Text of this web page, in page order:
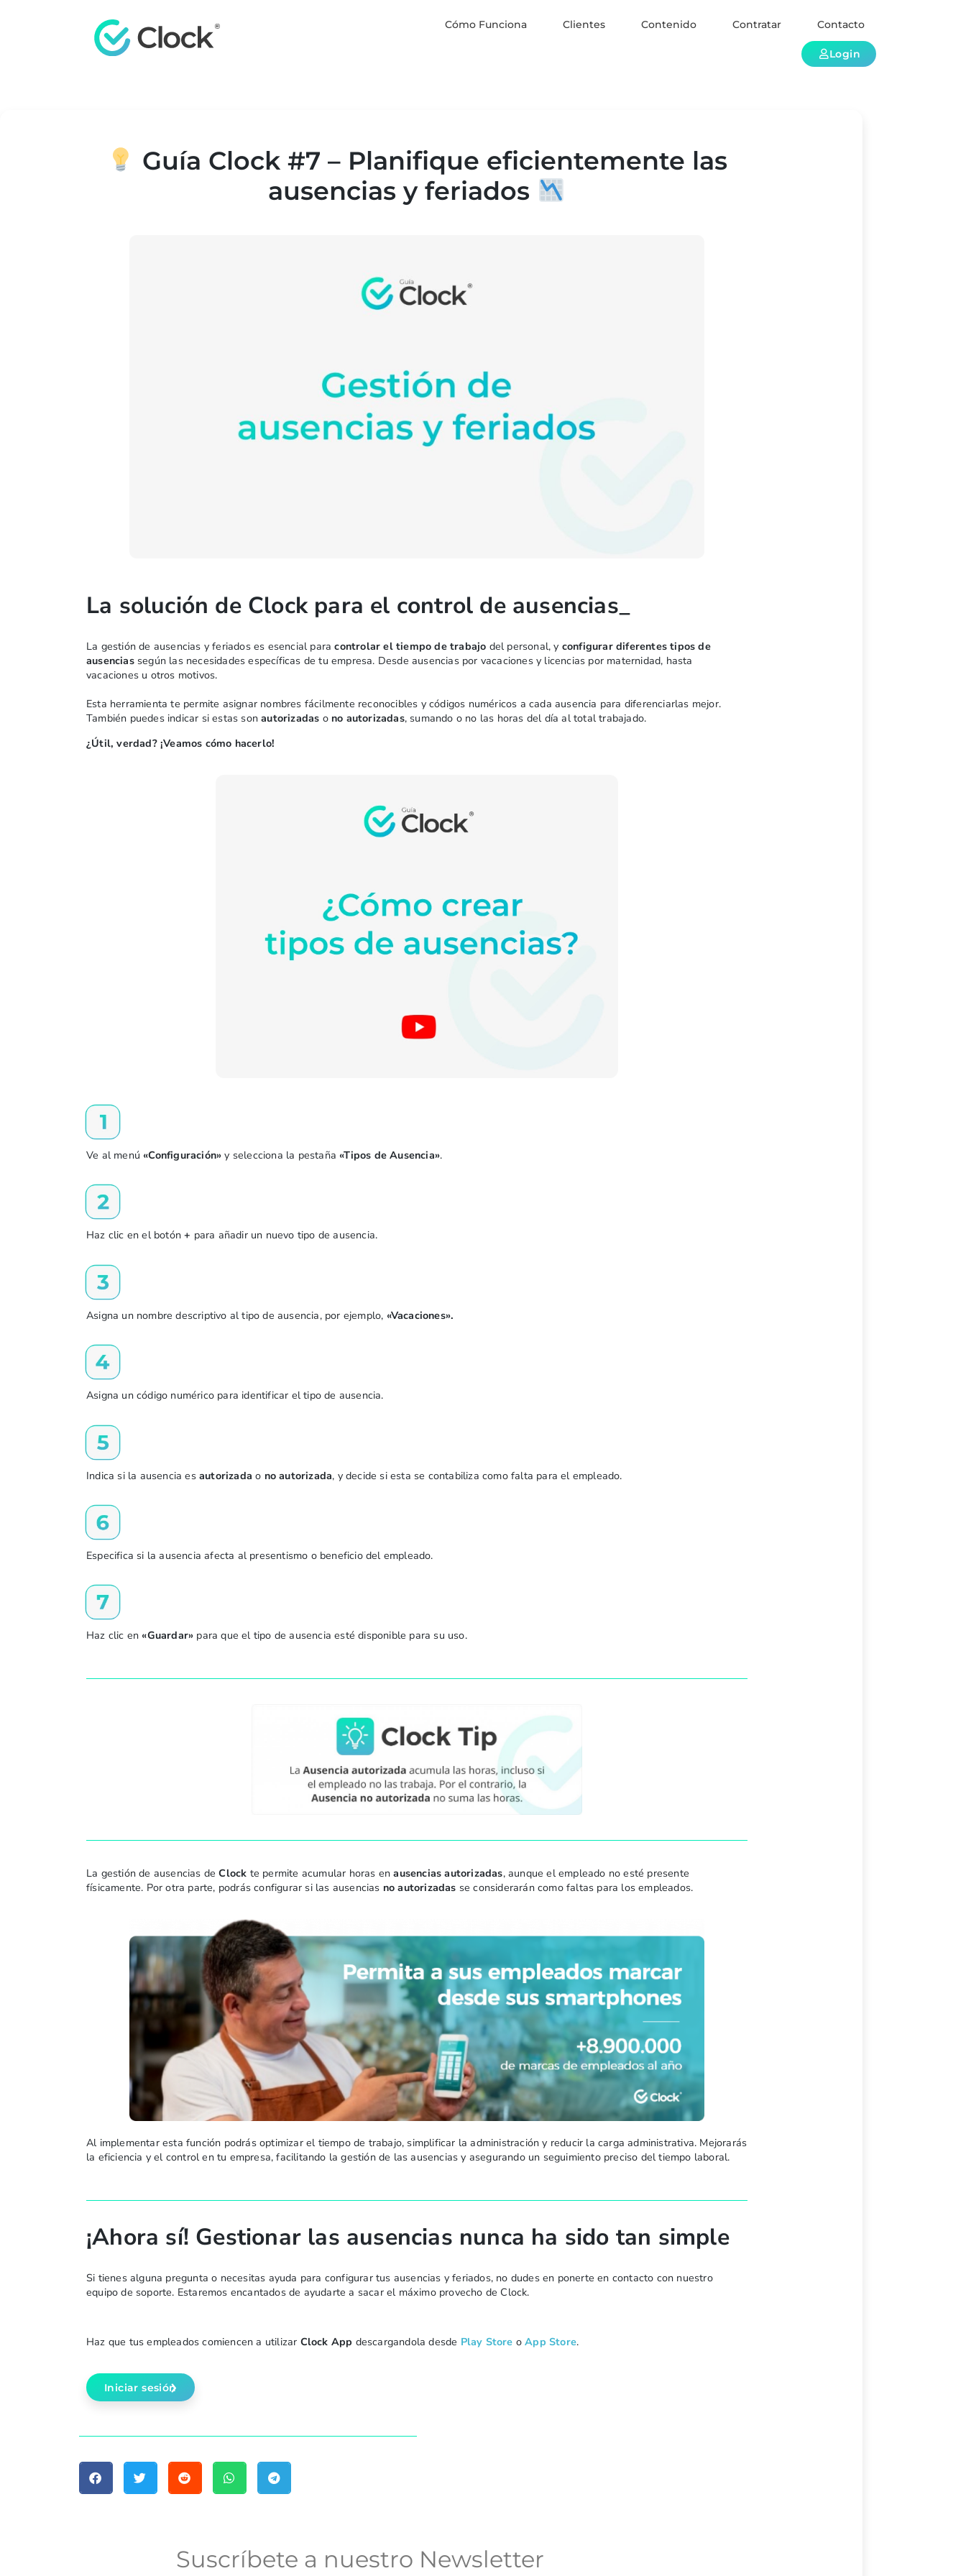
Cómo Funciona Clientes Contenido Contratar Contacto
Login
Guía Clock #7 – Planifique eficientemente las
ausencias y feriados
La solución de Clock para el control de ausencias_
La gestión de ausencias y feriados es esencial paracontrolar el tiempo de trabajo del personal, y configurar diferentes tipos de
ausenciassegún las necesidades específicas de tu empresa. Desde ausencias por vacaciones y licencias por maternidad, hasta
vacaciones u otros motivos.
Esta herramienta te permite asignar nombres fácilmente reconocibles y códigos numéricos a cada ausencia para diferenciarlas mejor.
También puedes indicar si estas sonautorizadas o no autorizadas, sumando o no las horas del día al total trabajado.
¿Útil, verdad? ¡Veamos cómo hacerlo!
Ve al menú «Configuración» y selecciona la pestaña «Tipos de Ausencia».
Haz clic en el botón+ para añadir un nuevo tipo de ausencia.
Asigna un nombre descriptivo al tipo de ausencia, por ejemplo, «Vacaciones».
Asigna un código numérico para identificar el tipo de ausencia.
Indica si la ausencia es autorizada o no autorizada, y decide si esta se contabiliza como falta para el empleado.
Especifica si la ausencia afecta al presentismo o beneficio del empleado.
Haz clic en «Guardar» para que el tipo de ausencia esté disponible para su uso.
La gestión de ausencias deClock te permite acumular horas enausencias autorizadas, aunque el empleado no esté presente
físicamente. Por otra parte, podrás configurar si las ausencias no autorizadas se considerarán como faltas para los empleados.
Al implementar esta función podrás optimizar el tiempo de trabajo, simplificar la administración y reducir la carga administrativa. Mejorarás
la eficiencia y el control en tu empresa, facilitando la gestión de las ausencias y asegurando un seguimiento preciso del tiempo laboral.
¡Ahora sí! Gestionar las ausencias nunca ha sido tan simple
Si tienes alguna pregunta o necesitas ayuda para configurar tus ausencias y feriados, no dudes en ponerte en contacto con nuestro
equipo de soporte. Estaremos encantados de ayudarte a sacar el máximo provecho de Clock.
Haz que tus empleados comiencen a utilizar Clock App descargandola desde Play Store oApp Store.
Iniciar sesión
Suscríbete a nuestro Newsletter